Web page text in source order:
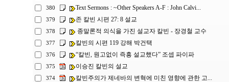
380 Text Sermons : ~Other Speakers A-F : John Calvi...
379 존 칼빈 시편 27: 8 설교
378 종말론적 의식을 가진 설교자 칼빈 - 장경철 교수
377 칼빈의 시편 119 강해 박건택
376 “칼빈, 원고없이 즉흥 설교했다” 조셉 파이파
375 이승진 칼빈의 설교
374 칼빈주의가 제네바의 변혁에 미친 영향에 관한 고...